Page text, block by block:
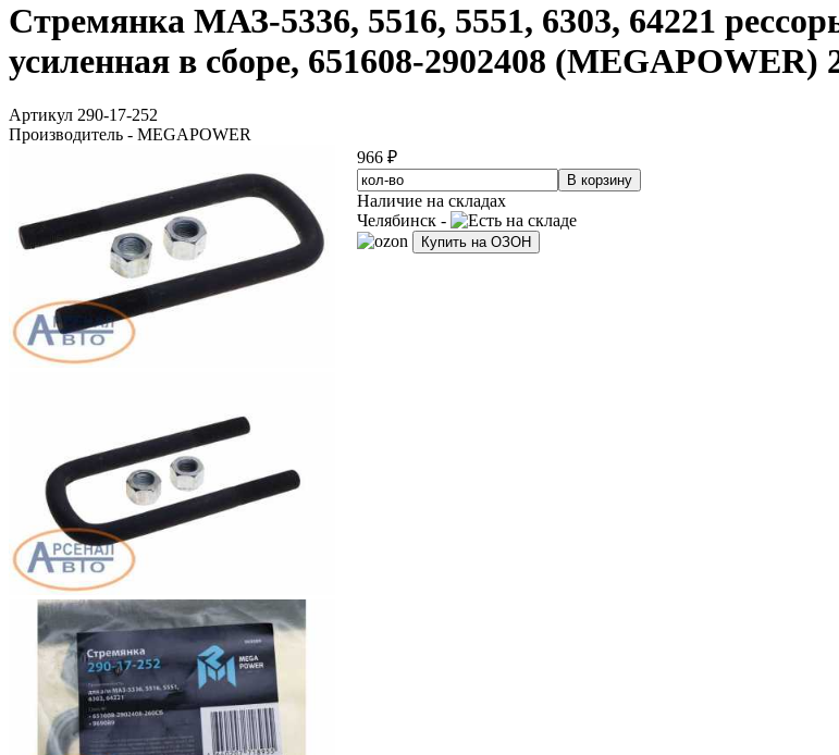
Стремянка МАЗ-5336, 5516, 5551, 6303, 64221
усиленная в сборе, 651608-2902408 (MEGAPOWER)
Артикул 290-17-252
Производитель - MEGAPOWER
966 ₽
Наличие на складах
Челябинск -
Купить на ОЗОН